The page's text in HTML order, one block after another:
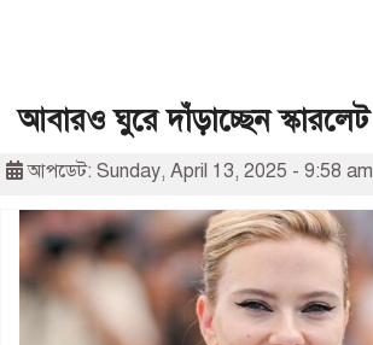
আবারও ঘুরে দাঁড়াচ্ছেন স্কারলেট
আপডেট: Sunday, April 13, 2025 - 9:58 am